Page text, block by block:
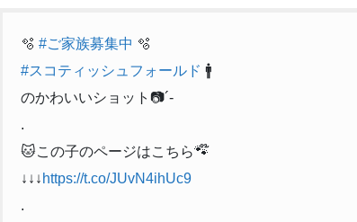
🫧 #ご家族募集中 🫧
#スコティッシュフォールド 🚹
のかわいいショット📷´-
.
🐱この子のページはこちら🐾໊
↓↓↓ https://t.co/JUvN4ihUc9
.